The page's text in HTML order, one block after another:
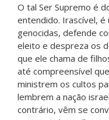
O tal Ser Supremo é
entendido. Irascível,
genocidas, defende
eleito e despreza os
que ele chama de
até compreensível
ministrem os cultos
lembrem a nação
contrário, vêm se